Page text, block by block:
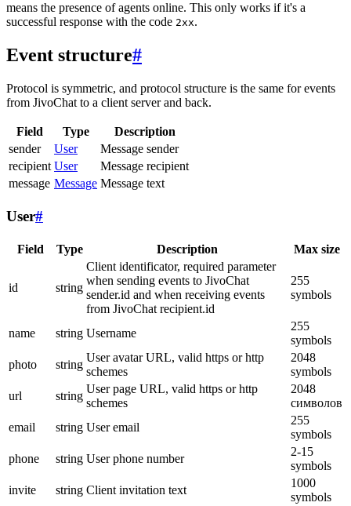
means the presence of agents online. This only works if it's a
successful response with the code 2xx.
Event structure#
Protocol is symmetric, and protocol structure is the same for events
from JivoChat to a client server and back.
Field Type
Description
sender
User
Message sender
recipient User
Message recipient
message Message Message text
User#
Field Type Description Max size
id string
Client identificator, required parameter
when sending events to JivoChat
sender.id and when receiving events
from JivoChat recipient.id
255
symbols
name string Username
255
symbols
photo
string
User avatar URL, valid https or http
schemes
2048
symbols
url
string
User page URL, valid https or http
schemes
2048
символов
email
string User email
255
symbols
phone
string User phone number
2-15
symbols
invite
string Client invitation text
1000
symbols